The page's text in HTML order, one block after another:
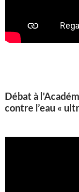
Débat à
contre l’eau «